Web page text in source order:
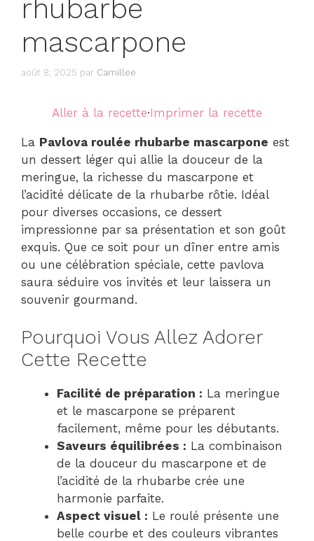
rhubarbe
mascarpone
août 8, 2025 par Camillee
Aller à la recette·Imprimer la recette
La Pavlova roulée rhubarbe mascarpone est
un dessert léger qui allie la douceur de la
meringue, la richesse du mascarpone et
l’acidité délicate de la rhubarbe rôtie. Idéal
pour diverses occasions, ce dessert
impressionne par sa présentation et son goût
exquis. Que ce soit pour un dîner entre amis
ou une célébration spéciale, cette pavlova
saura séduire vos invités et leur laissera un
souvenir gourmand.
Pourquoi Vous Allez Adorer
Cette Recette
Facilité de préparation : La meringue
et le mascarpone se préparent
facilement, même pour les débutants.
Saveurs équilibrées : La combinaison
de la douceur du mascarpone et de
l’acidité de la rhubarbe crée une
harmonie parfaite.
Aspect visuel : Le roulé présente une
belle courbe et des couleurs vibrantes